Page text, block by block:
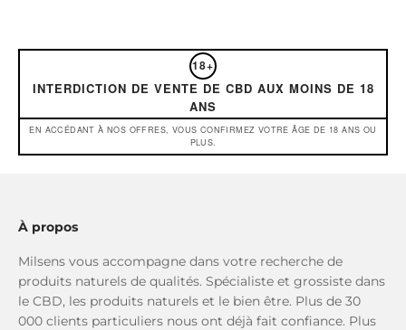
18+
INTERDICTION DE VENTE DE CBD AUX MOINS DE 18
ANS
EN ACCÉDANT À NOS OFFRES, VOUS CONFIRMEZ VOTRE ÂGE DE 18 ANS OU
PLUS.
À propos
Milsens vous accompagne dans votre recherche de
produits naturels de qualités. Spécialiste et grossiste dans
le CBD, les produits naturels et le bien être. Plus de 30
000 clients particuliers nous ont déjà fait confiance. Plus